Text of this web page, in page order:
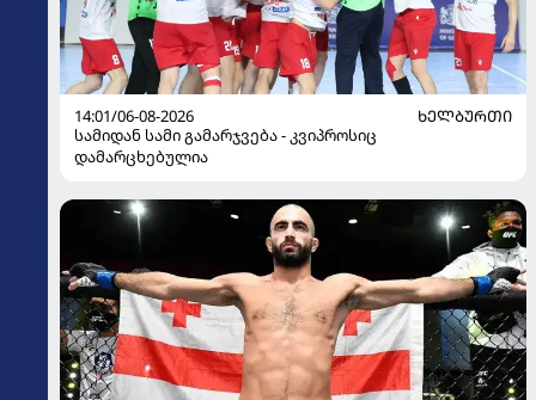
14:01/06-08-2026
ᲮᲔᲚᲑᲣᲠᲗᲘ
სამიდან სამი გამარჯვება - კვიპროსიც
დამარცხებულია